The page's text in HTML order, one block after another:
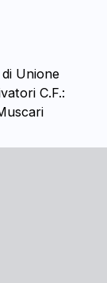
Unione
C.F.: